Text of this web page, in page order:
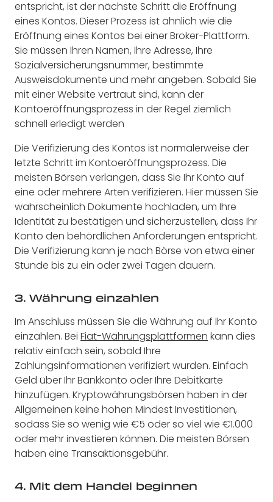
entspricht, ist der nächste Schritt die Eröffnung
eines Kontos. Dieser Prozess ist ähnlich wie die
Eröffnung eines Kontos bei einer Broker-Plattform.
Sie müssen Ihren Namen, Ihre Adresse, Ihre
Sozialversicherungsnummer, bestimmte
Ausweisdokumente und mehr angeben. Sobald Sie
mit einer Website vertraut sind, kann der
Kontoeröffnungsprozess in der Regel ziemlich
schnell erledigt werden
Die Verifizierung des Kontos ist normalerweise der
letzte Schritt im Kontoeröffnungsprozess. Die
meisten Börsen verlangen, dass Sie Ihr Konto auf
eine oder mehrere Arten verifizieren. Hier müssen Sie
wahrscheinlich Dokumente hochladen, um Ihre
Identität zu bestätigen und sicherzustellen, dass Ihr
Konto den behördlichen Anforderungen entspricht.
Die Verifizierung kann je nach Börse von etwa einer
Stunde bis zu ein oder zwei Tagen dauern.
3. Währung einzahlen
Im Anschluss müssen Sie die Währung auf Ihr Konto
einzahlen. Bei Fiat-Währungsplattformen kann dies
relativ einfach sein, sobald Ihre
Zahlungsinformationen verifiziert wurden. Einfach
Geld über Ihr Bankkonto oder Ihre Debitkarte
hinzufügen. Kryptowährungsbörsen haben in der
Allgemeinen keine hohen Mindest Investitionen,
sodass Sie so wenig wie €5 oder so viel wie €1.000
oder mehr investieren können. Die meisten Börsen
haben eine Transaktionsgebühr.
4. Mit dem Handel beginnen